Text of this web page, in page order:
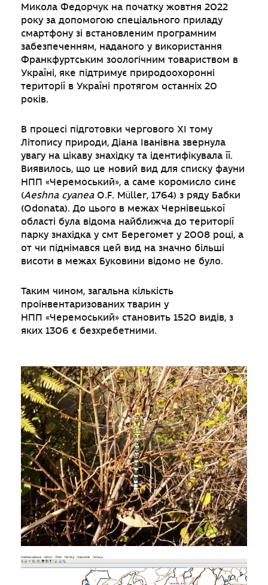
Микола Федорчук на початку жовтня 2022
року за допомогою спеціального приладу
смартфону зі встановленим програмним
забезпеченням, наданого у використання
Франкфуртським зоологічним товариством в
Україні, яке підтримує природоохоронні
території в Україні протягом останніх 20
років.
В процесі підготовки чергового ХІ тому
Літопису природи, Діана Іванівна звернула
увагу на цікаву знахідку та ідентифікувала її.
Виявилось, що це новий вид для списку фауни
НПП «Черемоський», а саме коромисло синє
(Aeshna cyaneaO.F. Müller, 1764) з ряду Бабки
(Odonata). До цього в межах Чернівецької
області була відома найближча до території
парку знахідка у смт Берегомет у 2008 році, а
от чи піднімався цей вид на значно більші
висоти в межах Буковини відомо не було.
Таким чином, загальна кількість
проінвентаризованих тварин у
НПП «Черемоський» становить 1520 видів, з
яких 1306 є безхребетними.